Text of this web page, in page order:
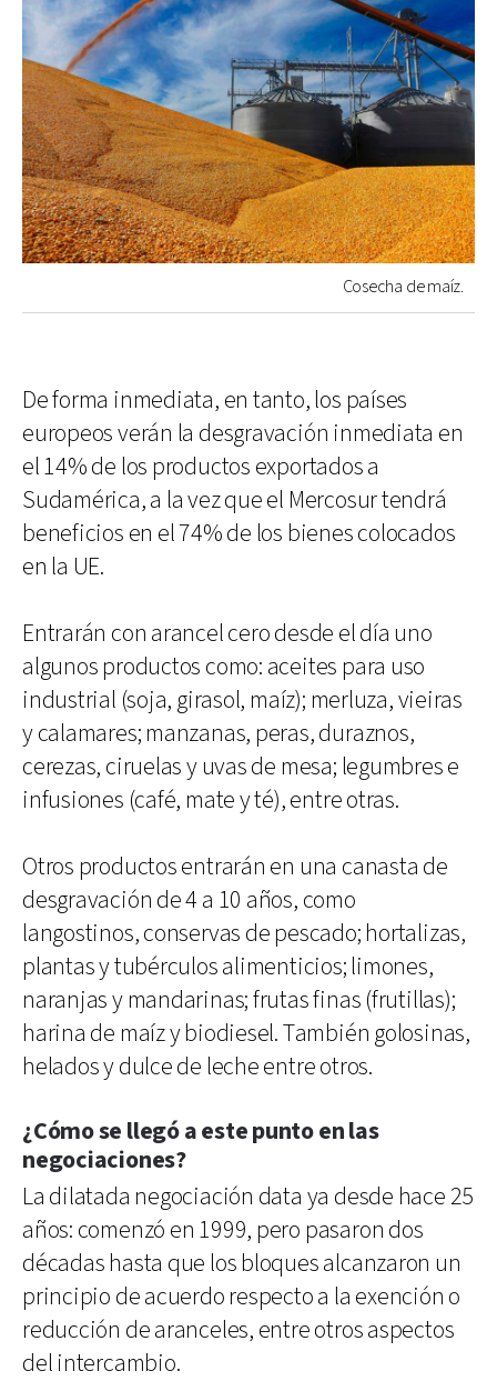
Cosecha de maíz.
De forma inmediata, en tanto, los países
europeos verán la desgravación inmediata en
el 14% de los productos exportados a
Sudamérica, a la vez que el Mercosur tendrá
beneficios en el 74% de los bienes colocados
en la UE.
Entrarán con arancel cero desde el día uno
algunos productos como: aceites para uso
industrial (soja, girasol, maíz); merluza, vieiras
y calamares; manzanas, peras, duraznos,
cerezas, ciruelas y uvas de mesa; legumbres e
infusiones (café, mate y té), entre otras.
Otros productos entrarán en una canasta de
desgravación de 4 a 10 años, como
langostinos, conservas de pescado; hortalizas,
plantas y tubérculos alimenticios; limones,
naranjas y mandarinas; frutas finas (frutillas);
harina de maíz y biodiesel. También golosinas,
helados y dulce de leche entre otros.
¿Cómo se llegó a este punto en las
negociaciones?
La dilatada negociación data ya desde hace 25
años: comenzó en 1999, pero pasaron dos
décadas hasta que los bloques alcanzaron un
principio de acuerdo respecto a la exención o
reducción de aranceles, entre otros aspectos
del intercambio.